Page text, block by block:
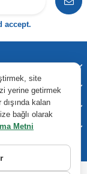
accept.
site
yerine getirmek
kalan
bağlı olarak
Metni